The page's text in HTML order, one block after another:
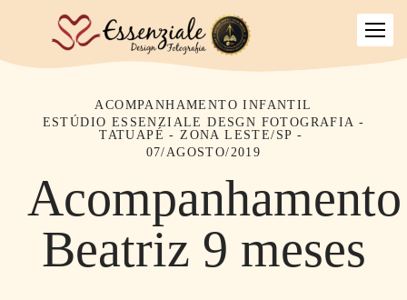
ACOMPANHAMENTO INFANTIL
ESTÚDIO ESSENZIALE DESGN FOTOGRAFIA -
TATUAPÉ - ZONA LESTE/SP
07/AGOSTO/2019
Acompanhamento
Beatriz 9 meses